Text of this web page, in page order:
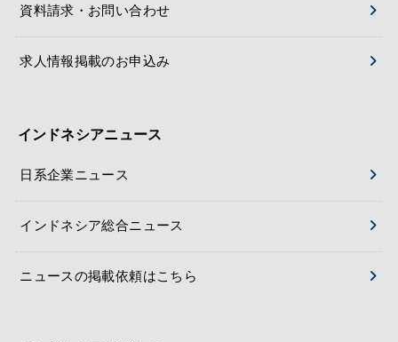
資料請求・お問い合わせ
求人情報掲載のお申込み
インドネシアニュース
日系企業ニュース
インドネシア総合ニュース
ニュースの掲載依頼はこちら